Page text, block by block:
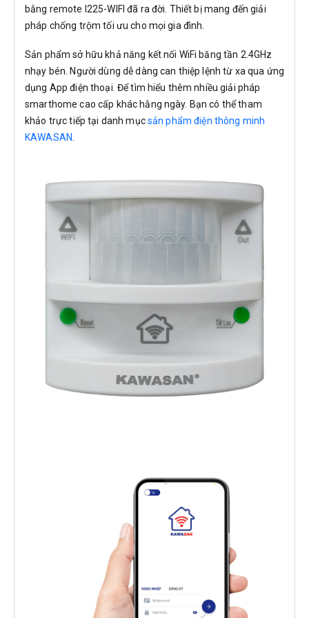
bằng remote I225-WIFI đã ra đời. Thiết bị mang đến giải
pháp chống trộm tối ưu cho mọi gia đình.
Sản phẩm sở hữu khả năng kết nối WiFi băng tần 2.4GHz
nhạy bén. Người dùng dễ dàng can thiệp lệnh từ xa qua ứng
dụng App điện thoại. Để tìm hiểu thêm nhiều giải pháp
smarthome cao cấp khác hằng ngày. Bạn có thể tham
khảo trực tiếp tại danh mụcsản phẩm điện thông minh
KAWASAN.